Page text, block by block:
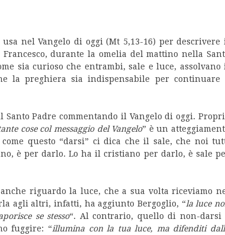
nel Vangelo di oggi (Mt 5,13-16) per descrivere
durante la omelia del mattino nella
sia curioso che entrambi, sale e luce, assolvano
la preghiera sia indispensabile per continuare
Padre commentando il Vangelo di oggi.
cose col messaggio del Vangelo” è un
questo “darsi” ci dica che il sale, che noi
è per darlo. Lo ha il cristiano per darlo, è sale
riguardo la luce, che a sua volta riceviamo
agli altri, infatti, ha aggiunto Bergoglio, “la luce
se stesso“. Al contrario, quello di non-darsi
fuggire: “illumina con la tua luce, ma difenditi